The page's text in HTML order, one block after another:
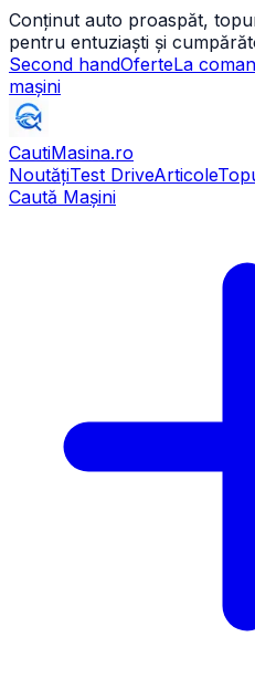
Conținut auto proaspăt,
pentru entuziaști și
Second handOferteLa
mașini
CautiMasina.ro
NoutățiTest DriveArticole
Caută Mașini